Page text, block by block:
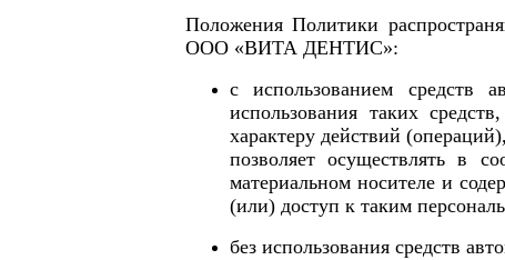
Положения Политики
ООО «ВИТА ДЕНТИС»:
с использованием средств
использования таких
характеру действий
позволяет осуществлять в
материальном носителе и
(или) доступ к таким
без использования средств